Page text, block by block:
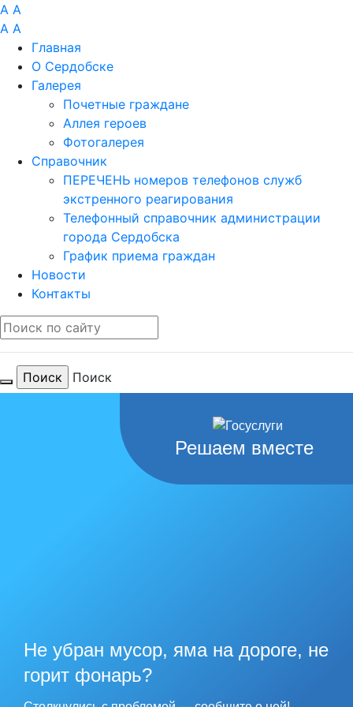
A A
A A
Главная
О Сердобске
Галерея
Почетные граждане
Аллея героев
Фотогалерея
Справочник
ПЕРЕЧЕНЬ номеров телефонов служб
экстренного реагирования
Телефонный справочник администрации
города Сердобска
График приема граждан
Новости
Контакты
Поиск
Решаем вместе
Не убран мусор, яма на дороге, не
горит фонарь?
Для тебя
рекорды